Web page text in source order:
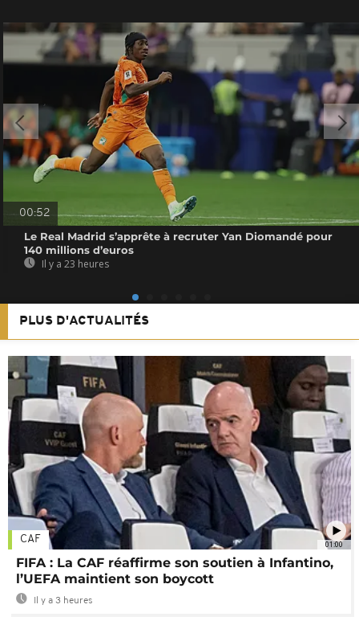
00:52
Le Real Madrid s’apprête à recruter Yan Diomandé pour
140 millions d’euros
Il y a 23 heures
PLUS D'ACTUALITÉS
01:00
CAF
FIFA : La CAF réaffirme son soutien à Infantino,
l’UEFA maintient son boycott
Il y a 3 heures